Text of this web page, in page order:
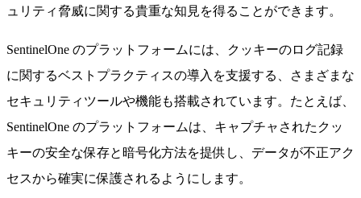
ュリティ脅威に関する貴重な知見を得ることができます。
SentinelOne のプラットフォームには、クッキーのログ記録
に関するベストプラクティスの導入を支援する、さまざまな
セキュリティツールや機能も搭載されています。たとえば、
SentinelOne のプラットフォームは、キャプチャされたクッ
キーの安全な保存と暗号化方法を提供し、データが不正アク
セスから確実に保護されるようにします。